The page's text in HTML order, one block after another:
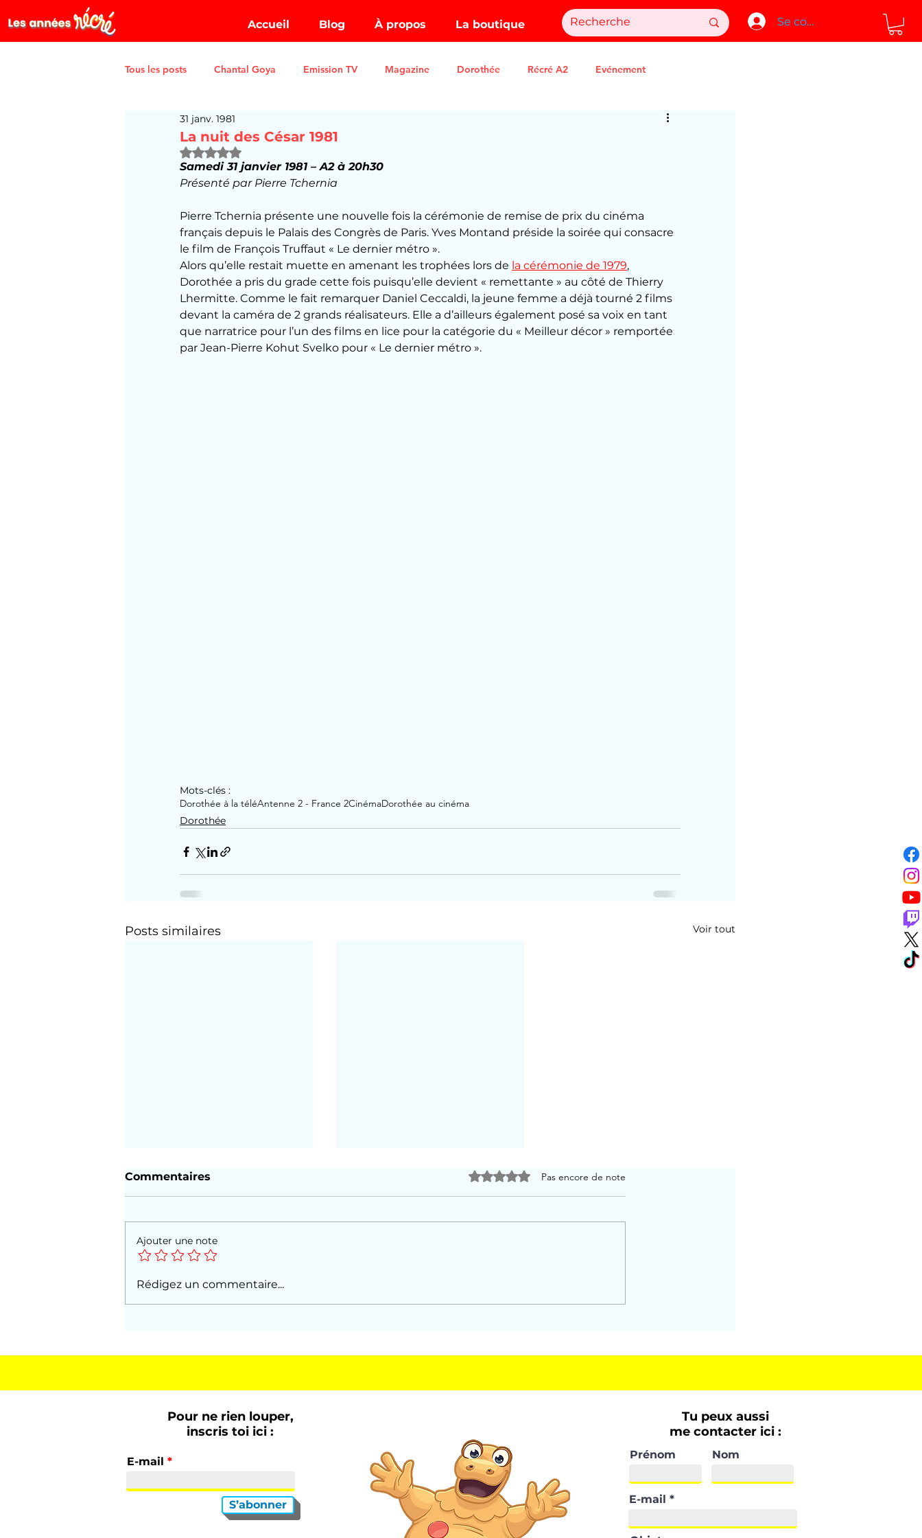
Accueil Blog À propos La boutique Se connecter
Tous les posts Chantal Goya Emission TV Magazine Dorothée Récré A2 Evénement
La nuit des César 1981
31 janv. 1981
Noté NaN étoiles sur 5.
Samedi 31 janvier 1981 – A2 à 20h30
Présenté par Pierre Tchernia
Pierre Tchernia présente une nouvelle fois la cérémonie de remise de prix du cinéma
français depuis le Palais des Congrès de Paris. Yves Montand préside la soirée qui consacre
le film de François Truffaut « Le dernier métro ».
Alors qu’elle restait muette en amenant les trophées lors de la cérémonie de 1979,
Dorothée a pris du grade cette fois puisqu’elle devient « remettante » au côté de Thierry
Lhermitte. Comme le fait remarquer Daniel Ceccaldi, la jeune femme a déjà tourné 2 films
devant la caméra de 2 grands réalisateurs. Elle a d’ailleurs également posé sa voix en tant
que narratrice pour l’un des films en lice pour la catégorie du « Meilleur décor » remportée
par Jean-Pierre Kohut Svelko pour « Le dernier métro ».
Mots-clés :
Dorothée à la téléAntenne 2 - France 2CinémaDorothée au cinéma
Dorothée
Posts similaires Voir tout
Où est le garçon ? À
Sanary, avec Dorothée,
été 1992
cathodique
Commentaires Noté 0 étoile sur 5.Pas encore de note
Ajouter une note
Rédigez un commentaire...
Pour ne rien louper,
inscris toi ici :
E-mail
S’abonner
Tu peux aussi
me contacter ici :
Prénom Nom
E-mail